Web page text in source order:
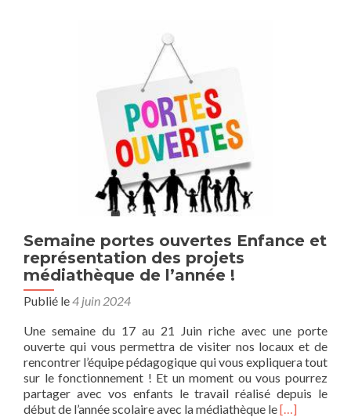
Semaine portes ouvertes Enfance et
représentation des projets
médiathèque de l’année !
Publié le4 juin 2024
Une semaine du 17 au 21 Juin riche avec une porte
ouverte qui vous permettra de visiter nos locaux et de
rencontrer l’équipe pédagogique qui vous expliquera tout
sur le fonctionnement ! Et un moment ou vous pourrez
partager avec vos enfants le travail réalisé depuis le
début de l’année scolaire avec la médiathèque leEn
[…]